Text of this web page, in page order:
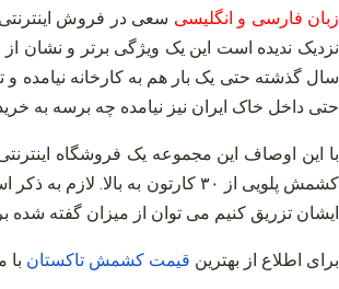
زبان فارسی و انگلیسی سعی در فروش اینترنتی
نزدیک ندیده است این یک ویژگی برتر و نشان
سال گذشته حتی یک بار هم به کارخانه نیامده
حتی داخل خاک ایران نیز نیامده چه برسه به
کشمش پلویی از ۳۰ کارتون به
ایشان تزریق کنیم می‌ توان از میزان گفته شده
برای اطلاع از بهترین قیمت کشمش تاکستان با